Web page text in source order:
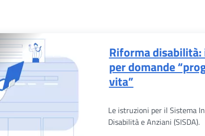
Riforma
per domande
vita”
Le istruzioni per il Sistema
Disabilità e Anziani (SISDA).